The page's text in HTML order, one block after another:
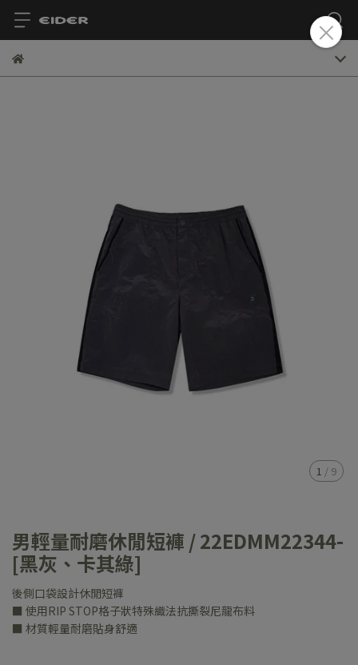
1 / 9
男輕量耐磨休閒短褲 / 22EDMM22344-
[黑灰、卡其綠]
後側口袋設計休閒短褲
■ 使用RIP STOP格子狀特殊織法抗撕裂尼龍布料
■ 材質輕量耐磨貼身舒適